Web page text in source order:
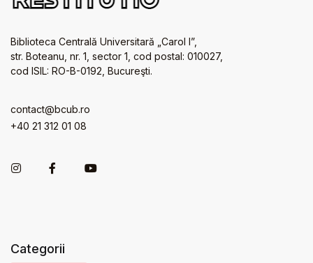
Biblioteca Centrală Universitară „Carol I”,
str. Boteanu, nr. 1, sector 1, cod postal: 010027,
cod ISIL: RO-B-0192, Bucureşti.
contact@bcub.ro
+40 21 312 01 08
Categorii